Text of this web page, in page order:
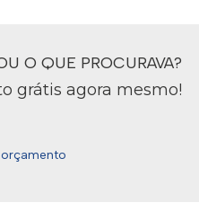
O QUE PROCURAVA?
grátis agora mesmo!